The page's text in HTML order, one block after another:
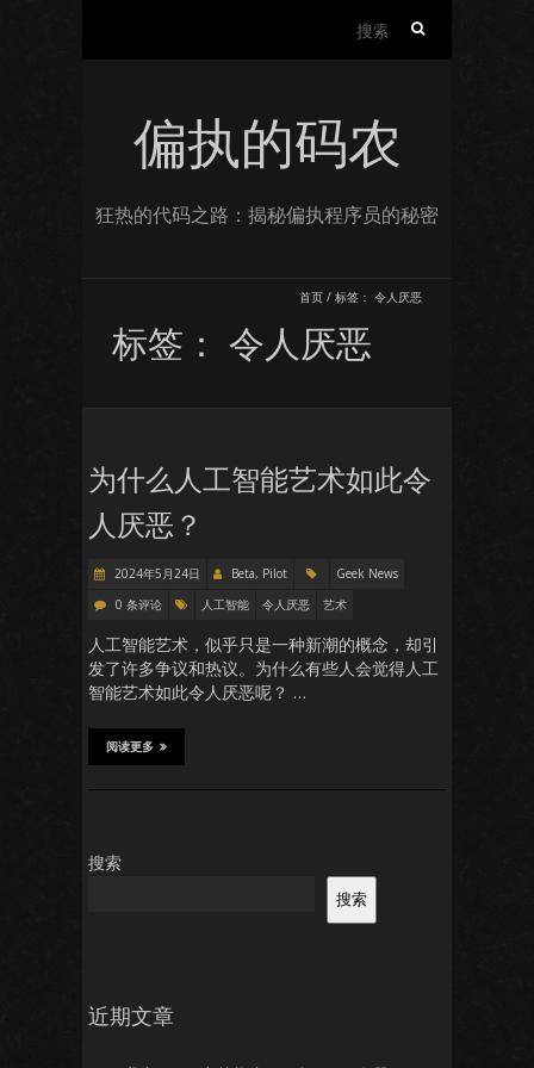
偏执的码农
狂热的代码之路：揭秘偏执程序员的秘密
首页 / 标签： 令人厌恶
标签： 令人厌恶
为什么人工智能艺术如此令
人厌恶？
2024年5月24日 Beta, Pilot
Geek News
0 条评论
人工智能 令人厌恶 艺术
人工智能艺术，似乎只是一种新潮的概念，却引
发了许多争议和热议。为什么有些人会觉得人工
智能艺术如此令人厌恶呢？ …
阅读更多
搜索
搜索
近期文章